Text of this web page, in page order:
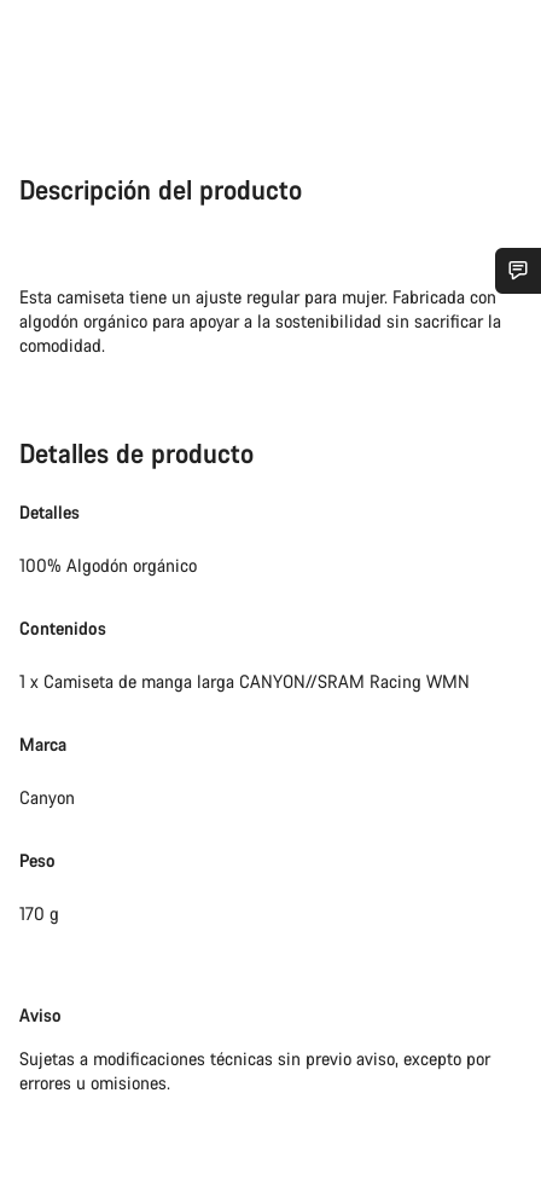
Descripción del producto
Esta camiseta tiene un ajuste regular para mujer. Fabricada con
algodón orgánico para apoyar a la sostenibilidad sin sacrificar la
comodidad.
Detalles de producto
Detalles
100% Algodón orgánico
Contenidos
1 x Camiseta de manga larga CANYON//SRAM Racing WMN
Marca
Canyon
Peso
170 g
Exención
responsabilidades
Aviso
Sujetas a modificaciones técnicas sin previo aviso, excepto por
errores u omisiones.
¿Necesitas ayuda?